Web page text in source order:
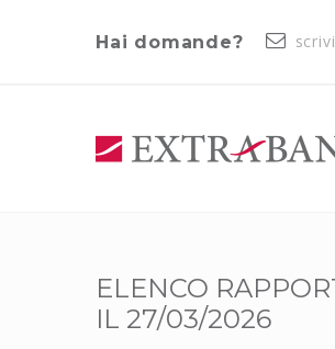
Hai domande?
ELENCO
IL 27/03/2026